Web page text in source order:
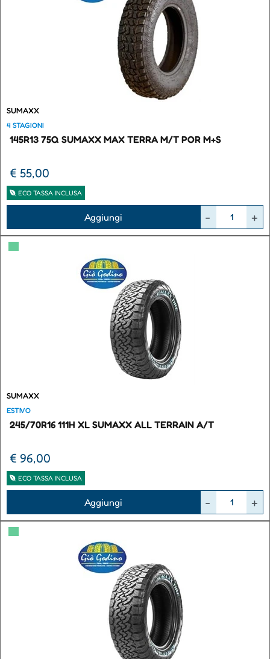
SUMAXX
4 STAGIONI
145R13 75Q SUMAXX MAX TERRA M/T POR M+S
€ 55,00
ECO TASSA INCLUSA
Aggiungi
▀
SUMAXX
ESTIVO
245/70R16 111H XL SUMAXX ALL TERRAIN A/T
€ 96,00
ECO TASSA INCLUSA
Aggiungi
▀